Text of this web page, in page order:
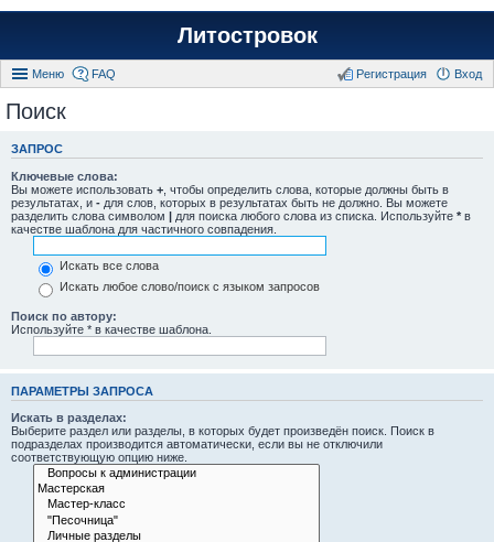
Литостровок
Меню FAQ Вход
Регистрация
Поиск
ЗАПРОС
Ключевые слова:
Вы можете использовать + , чтобы определить слова, которые должны быть в
результатах, и - для слов, которых в результатах быть не должно. Вы можете
разделить слова символом | для поиска любого слова из списка. Используйте * в
качестве шаблона для частичного совпадения.
Искать все слова
Искать любое слово/поиск с языком запросов
Поиск по автору:
Используйте * в качестве шаблона.
ПАРАМЕТРЫ ЗАПРОСА
Искать в разделах:
Выберите раздел или разделы, в которых будет произведён поиск. Поиск в
подразделах производится автоматически, если вы не отключили
соответствующую опцию ниже.